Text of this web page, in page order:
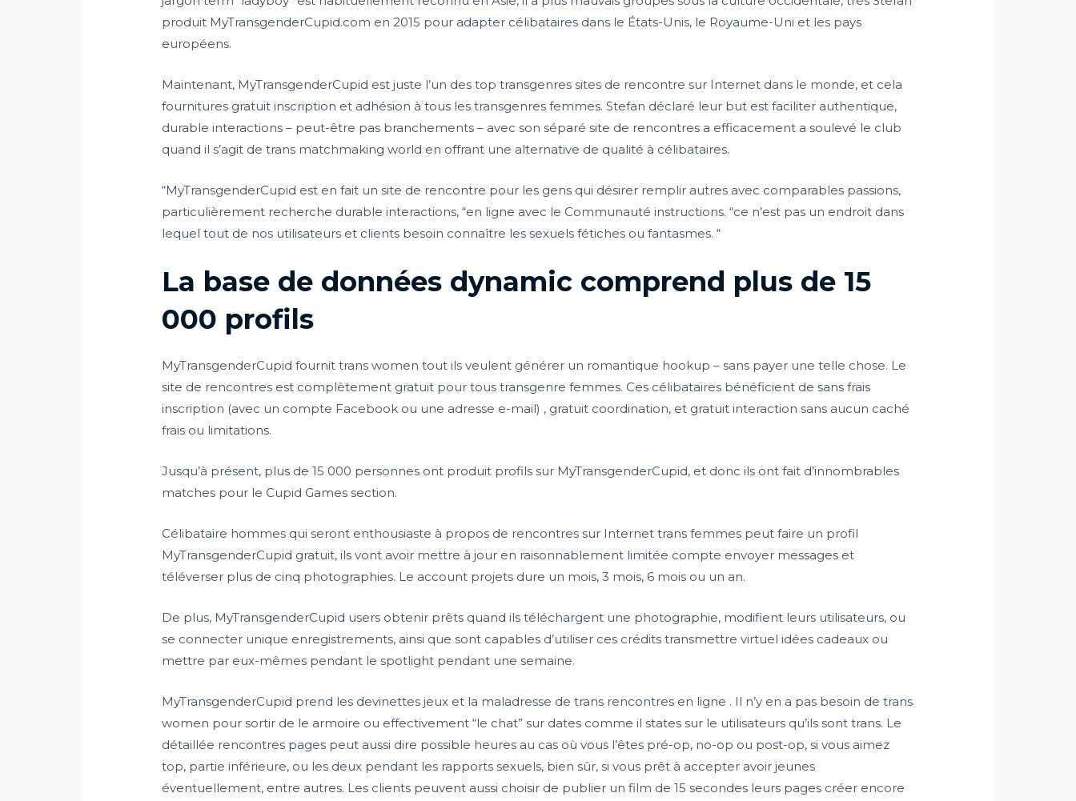
produit MyTransgenderCupid.com en 2015 pour adapter célibataires dans le États-Unis, le Royaume-Uni et les pays
européens.
Maintenant, MyTransgenderCupid est juste l’un des top transgenres sites de rencontre sur Internet dans le monde, et cela
fournitures gratuit inscription et adhésion à tous les transgenres femmes. Stefan déclaré leur but est faciliter authentique,
durable interactions – peut-être pas branchements – avec son séparé site de rencontres a efficacement a soulevé le club
quand il s’agit de trans matchmaking world en offrant une alternative de qualité à célibataires.
“MyTransgenderCupid est en fait un site de rencontre pour les gens qui désirer remplir autres avec comparables passions,
particulièrement recherche durable interactions, “en ligne avec le Communauté instructions. “ce n’est pas un endroit dans
lequel tout de nos utilisateurs et clients besoin connaître les sexuels fétiches ou fantasmes. “
La base de données dynamic comprend plus de 15
000 profils
MyTransgenderCupid fournit trans women tout ils veulent générer un romantique hookup – sans payer une telle chose. Le
site de rencontres est complètement gratuit pour tous transgenre femmes. Ces célibataires bénéficient de sans frais
inscription (avec un compte Facebook ou une adresse e-mail) , gratuit coordination, et gratuit interaction sans aucun caché
frais ou limitations.
Jusqu’à présent, plus de 15 000 personnes ont produit profils sur MyTransgenderCupid, et donc ils ont fait d’innombrables
matches pour le Cupid Games section.
Célibataire hommes qui seront enthousiaste à propos de rencontres sur Internet trans femmes peut faire un profil
MyTransgenderCupid gratuit, ils vont avoir mettre à jour en raisonnablement limitée compte envoyer messages et
téléverser plus de cinq photographies. Le account projets dure un mois, 3 mois, 6 mois ou un an.
De plus, MyTransgenderCupid users obtenir prêts quand ils téléchargent une photographie, modifient leurs utilisateurs, ou
se connecter unique enregistrements, ainsi que sont capables d’utiliser ces crédits transmettre virtuel idées cadeaux ou
mettre par eux-mêmes pendant le spotlight pendant une semaine.
MyTransgenderCupid prend les devinettes jeux et la maladresse de trans rencontres en ligne . Il n’y en a pas besoin de trans
women pour sortir de le armoire ou effectivement “le chat” sur dates comme il states sur le utilisateurs qu’ils sont trans. Le
détaillée rencontres pages peut aussi dire possible heures au cas où vous l’êtes pré-op, no-op ou post-op, si vous aimez
top, partie inférieure, ou les deux pendant les rapports sexuels, bien sûr, si vous prêt à accepter avoir jeunes
éventuellement, entre autres. Les clients peuvent aussi choisir de publier un film de 15 secondes leurs pages créer encore